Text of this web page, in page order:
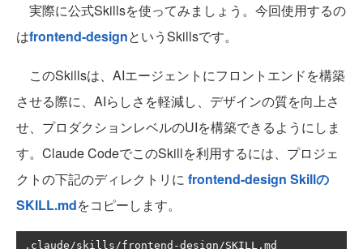
実際に公式Skillsを使ってみましょう。今回使用するの
はfrontend-designというSkillsです。
このSkillsは、AIエージェントにフロントエンドを構築
させる際に、AIらしさを軽減し、デザインの質を向上さ
せ、プロダクションレベルのUIを構築できるようにしま
す。Claude CodeでこのSkillを利用するには、プロジェ
クトの下記のディレクトリに frontend-design Skillの
SKILL.mdをコピーします。
. claude/skills/frontend -design/SKILL . md